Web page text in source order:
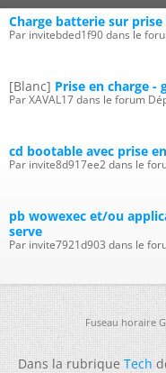
Charge batterie sur prise
Par invitebded1f90 dans le
[Blanc] Prise en charge -
Par XAVAL17 dans le forum
cd bootable avec prise
Par invite8d917ee2 dans le
pb wowexec et/ou
serve
Par invite7921d903 dans le
Fuseau horaire
Dans la rubriqueTech